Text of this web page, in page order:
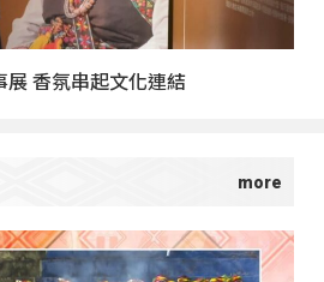
香氛串起文化連結